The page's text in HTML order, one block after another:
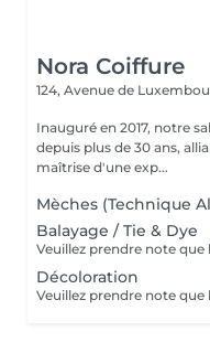
Nora Coiffure
124, Avenue de
Inauguré en 2017, notre
depuis plus de 30 ans,
maîtrise d'une exp...
Mèches (Technique
Balayage / Tie & Dye
Décoloration